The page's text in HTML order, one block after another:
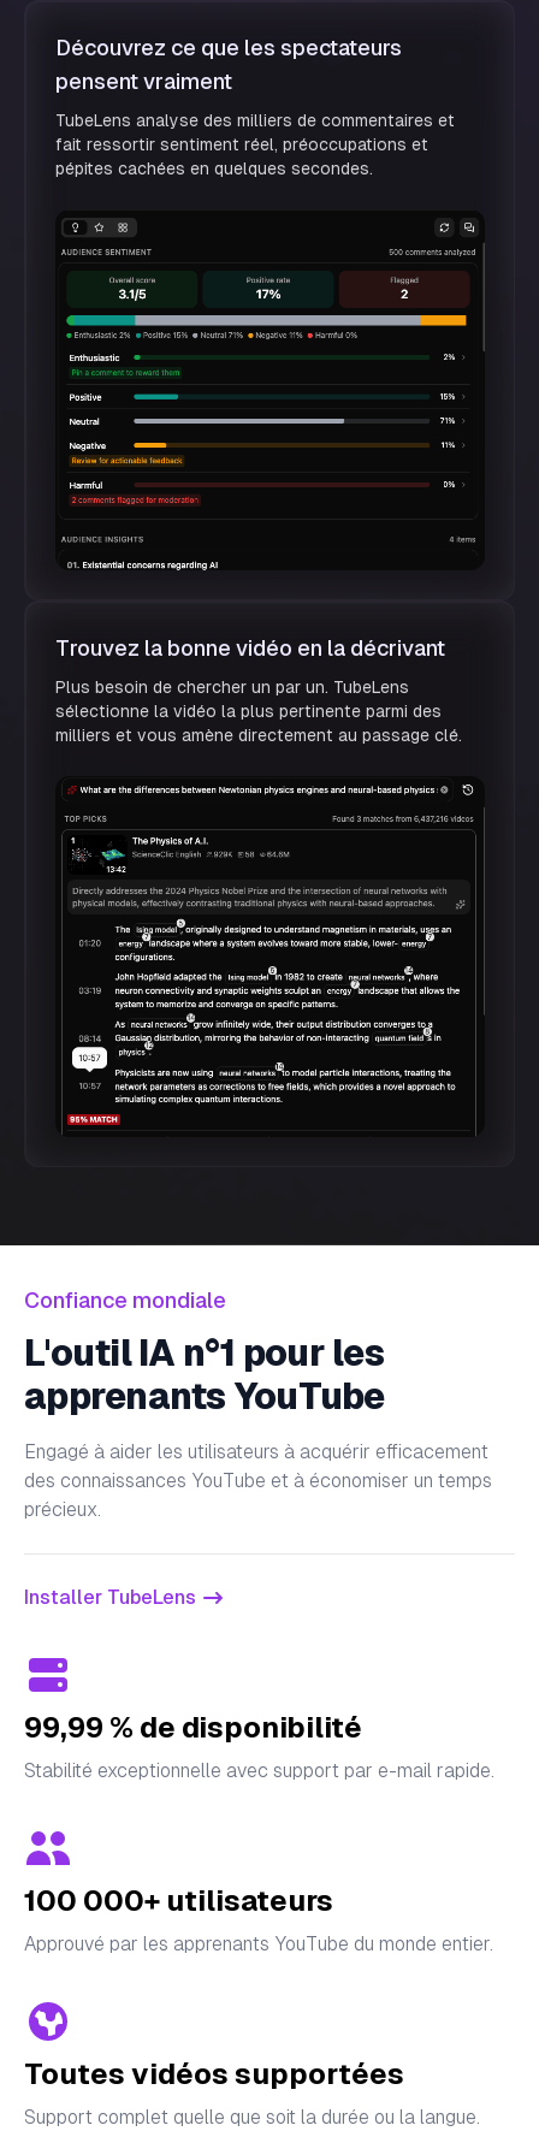
Découvrez ce que les spectateurs
pensent vraiment
TubeLens analyse des milliers de commentaires et
fait ressortir sentiment réel, préoccupations et
pépites cachées en quelques secondes.
Trouvez la bonne vidéo en la décrivant
Plus besoin de chercher un par un. TubeLens
sélectionne la vidéo la plus pertinente parmi des
milliers et vous amène directement au passage clé.
Confiance mondiale
L'outil IA n°1 pour les
apprenants YouTube
Engagé à aider les utilisateurs à acquérir efficacement
des connaissances YouTube et à économiser un temps
précieux.
Installer TubeLens
99,99 % de disponibilité
Stabilité exceptionnelle avec support par e-mail rapide.
100 000+ utilisateurs
Approuvé par les apprenants YouTube du monde entier.
Toutes vidéos supportées
Support complet quelle que soit la durée ou la langue.